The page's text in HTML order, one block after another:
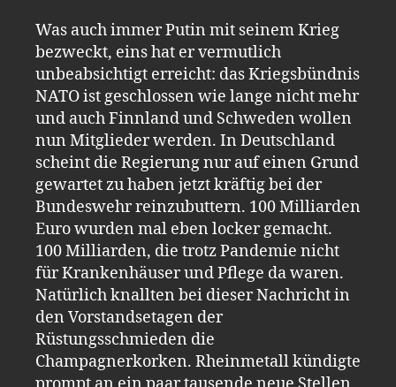
Was auch immer Putin mit seinem Krieg
bezweckt, eins hat er vermutlich
unbeabsichtigt erreicht: das Kriegsbündnis
NATO ist geschlossen wie lange nicht mehr
und auch Finnland und Schweden wollen
nun Mitglieder werden. In Deutschland
scheint die Regierung nur auf einen Grund
gewartet zu haben jetzt kräftig bei der
Bundeswehr reinzubuttern. 100 Milliarden
Euro wurden mal eben locker gemacht.
100 Milliarden, die trotz Pandemie nicht
für Krankenhäuser und Pflege da waren.
Natürlich knallten bei dieser Nachricht in
den Vorstandsetagen der
Rüstungsschmieden die
Champagnerkorken. Rheinmetall kündigte